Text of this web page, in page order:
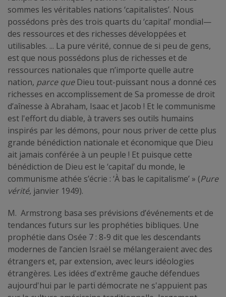
sommes les véritables nations ‘capitalistes’. Nous
possédons près des trois quarts du ‘capital’ mondial—
des ressources et des richesses développées et
utilisables. ... La pure vérité, connue de si peu de gens,
est que nous possédons plus de richesses et de
ressources nationales que n’importe quelle autre
nation, parce queDieu tout-puissant nous a donné ces
richesses en accomplissement de Sa promesse de droit
d’aînesse à Abraham, Isaac et Jacob ! Et le communisme
est l'effort du diable, à travers ses outils humains
inspirés par les démons, pour nous priver de cette plus
grande bénédiction nationale et économique que Dieu
ait jamais conférée à un peuple ! Et puisque cette
bénédiction de Dieu est le ‘capital’ du monde, le
communisme athée s’écrie : ‘À bas le capitalisme’ » (Pure
vérité, janvier 1949).
M. Armstrong basa ses prévisions d’événements et de
tendances futurs sur les prophéties bibliques. Une
prophétie dans Osée 7 : 8-9 dit que les descendants
modernes de l’ancien Israël se mélangeraient avec des
étrangers et, par extension, avec leurs idéologies
étrangères. Les idées d'extrême gauche défendues
aujourd'hui par le parti démocrate ne s'appuient pas